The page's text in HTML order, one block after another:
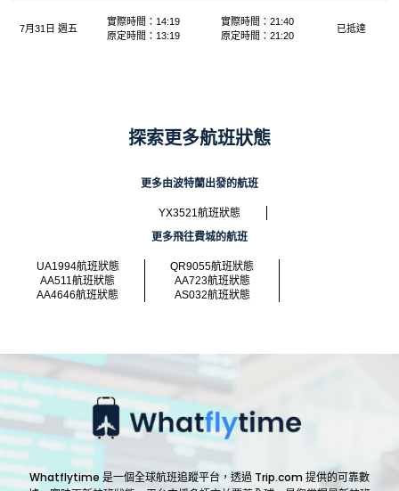
7月31日 週五
實際時間：14:19
原定時間：13:19
實際時間：21:40
原定時間：21:20
已抵達
探索更多航班狀態
更多由波特蘭出發的航班
YX3521航班狀態
更多飛往費城的航班
UA1994航班狀態
QR9055航班狀態
AA511航班狀態
AA723航班狀態
AA4646航班狀態
AS032航班狀態
Whatflytime 是一個全球航班追蹤平台，透過 Trip.com 提供的可靠數